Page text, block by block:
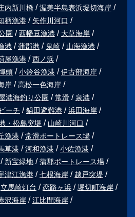
内新川橋
渥美半島表浜堀切海岸
柄漁港
矢作川河口
園 西幡豆漁港
大草海岸
港 蒲郡港 鬼崎
山海漁港
屋漁港
西ノ浜
頭 小鈴谷漁港
伊古部海岸
岸
高松一色海岸
港海釣り公園 常滑
泉港
ーチ 鍋田避難港
浜田海岸
・松島突堤
山崎川河口
漁港
常滑ボートレース場
草港 河和漁港
小佐漁港
新宝緑地
蒲郡ボートレース場
津江漁港 七根海岸
越戸突堤
立馬崎灯台 恋路ヶ浜
堀切町海岸
沢海岸
江比間海岸